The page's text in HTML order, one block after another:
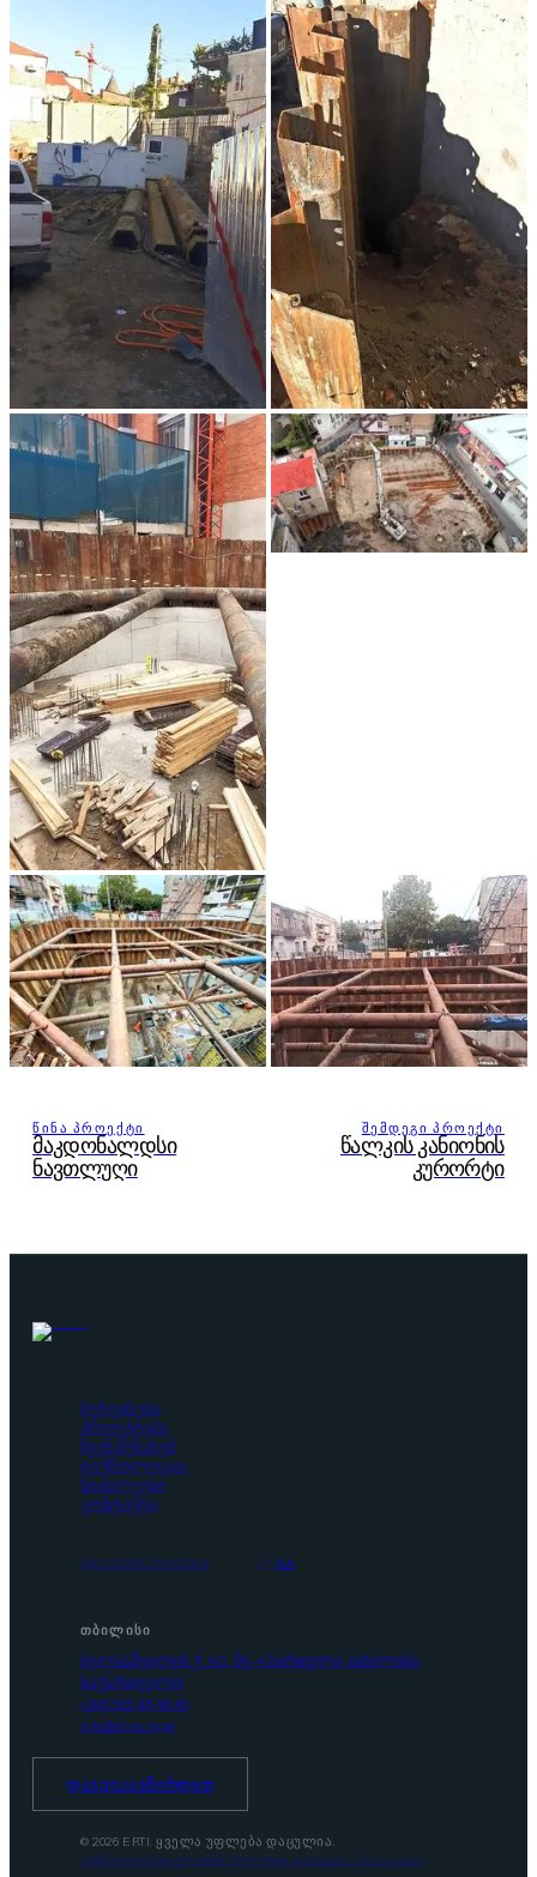
ᲬᲘᲜᲐ ᲞᲠᲝᲔᲥᲢᲘ
მაკდონალდსი
ნავთლუღი
ᲨᲔᲛᲓᲔᲒᲘ ᲞᲠᲝᲔᲥᲢᲘ
წალკის კანიონის
კურორტი
სერვისები
პროექტები
ჩვენ შესახებ
ტექნოლოგია
სიახლეები
კონტაქტი
FACEBOOK LINKEDIN EN KA
ᲗᲑᲘᲚᲘᲡᲘ
ბელიაშვილის ქ. 142, მე-4 სართული, თბილისი,
საქართველო
+995 595 48 48 48
info@shpunt.ge
ᲓᲐᲒᲕᲘᲙᲐᲕᲨᲘᲠᲓᲘᲗ
© 2026 ERTI. ყველა უფლება დაცულია.
კონფიდენციალობის პოლიტიკა Made by Tsera Agency